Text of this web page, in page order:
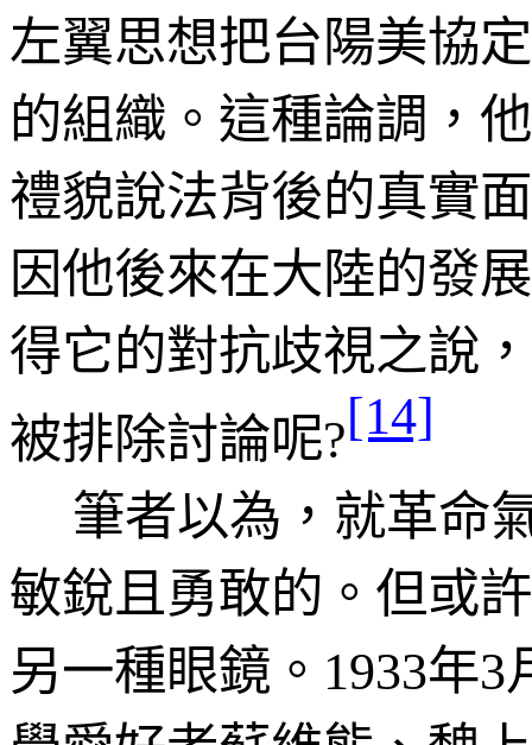
左翼思想把台陽美協
的組織。這種論調，
禮貌說法背後的真實
因他後來在大陸的發
得它的對抗歧視之說
被排除討論呢?[14]
筆者以為，就革命
敏銳且勇敢的。但或
另一種眼鏡。 1933年3